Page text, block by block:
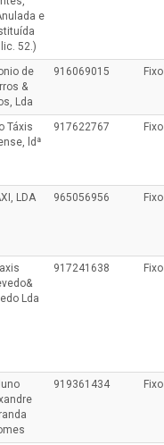
e
52.)
de
&
Lda
916069015 Fixo
Táxis
ldª
917622767 Fixo
LDA 965056956 Fixo
Lda
917241638 Fixo
919361434 Fixo